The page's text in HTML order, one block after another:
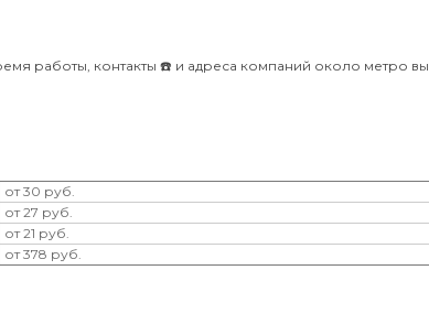
работы, контакты ☎️ и адреса компаний около метро вы
от 30 руб.
от 27 руб.
от 21 руб.
от 378 руб.